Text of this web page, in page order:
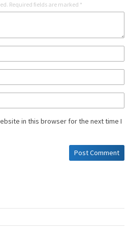
Required fields are marked *
in this browser for the next time I